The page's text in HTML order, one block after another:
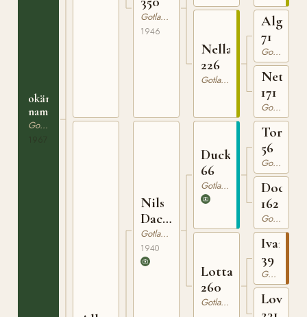
okänt
namn
Gotlandsruss
Gotlandsruss
1946
Nils
Dacke
94 Gotlandsruss
1940
Nella
226
Gotlandsruss
Ducke
66
Gotlandsruss
Lotta
260
Gotlandsruss
Algo
71
Gotlandsruss
Netta
171
Gotlandsruss
Tor
56
Gotlandsruss
Docka
162
Gotlandsruss
Ivan
39
Gotlandsruss
Lovan